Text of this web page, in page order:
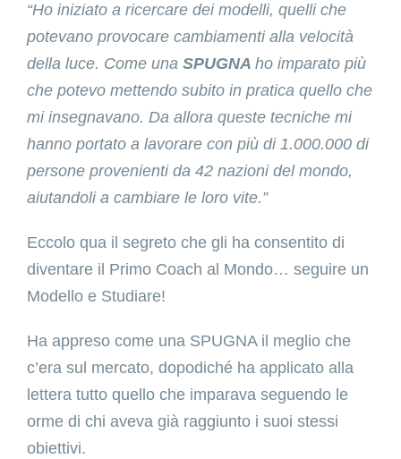
“Ho iniziato a ricercare dei modelli, quelli che
potevano provocare cambiamenti alla velocità
della luce. Come una SPUGNA ho imparato più
che potevo mettendo subito in pratica quello che
mi insegnavano. Da allora queste tecniche mi
hanno portato a lavorare con più di 1.000.000 di
persone provenienti da 42 nazioni del mondo,
aiutandoli a cambiare le loro vite.”
Eccolo qua il segreto che gli ha consentito di
diventare il Primo Coach al Mondo… seguire un
Modello e Studiare!
Ha appreso come una SPUGNA il meglio che
c’era sul mercato, dopodiché ha applicato alla
lettera tutto quello che imparava seguendo le
orme di chi aveva già raggiunto i suoi stessi
obiettivi.